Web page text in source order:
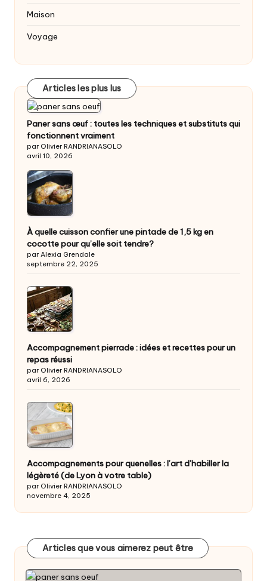
Maison
Voyage
Articles les plus lus
Paner sans œuf : toutes les techniques et substituts qui
fonctionnent vraiment
par Olivier RANDRIANASOLO
avril 10, 2026
À quelle cuisson confier une pintade de 1,5 kg en
cocotte pour qu’elle soit tendre?
par Alexia Grendale
septembre 22, 2025
Accompagnement pierrade : idées et recettes pour un
repas réussi
par Olivier RANDRIANASOLO
avril 6, 2026
Accompagnements pour quenelles : l’art d’habiller la
légèreté (de Lyon à votre table)
par Olivier RANDRIANASOLO
novembre 4, 2025
Articles que vous aimerez peut être